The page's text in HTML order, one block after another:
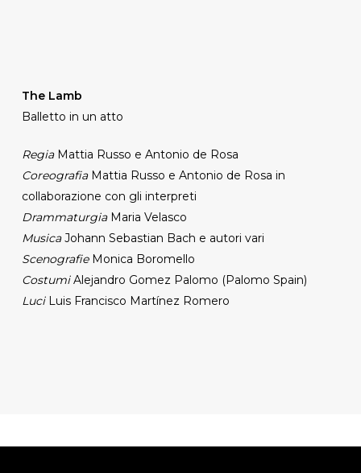
The Lamb
Balletto in un atto
RegiaMattia Russo e Antonio de Rosa
CoreografiaMattia Russo e Antonio de Rosa in
collaborazione con gli interpreti
DrammaturgiaMaria Velasco
MusicaJohann Sebastian Bach e autori vari
ScenografieMonica Boromello
CostumiAlejandro Gomez Palomo (Palomo Spain)
LuciLuis Francisco Martínez Romero